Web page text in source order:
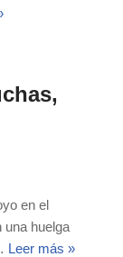
en el
una huelga
Leer más »